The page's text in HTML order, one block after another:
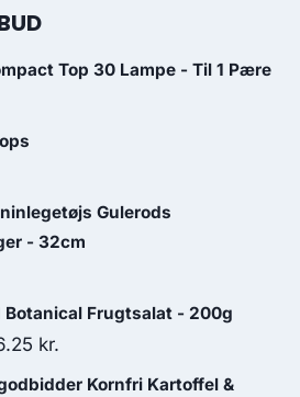
kr..
kr..
17.50 kr..
Top 30 Lampe - Til 1 Pære
Gulerods
- 32cm
Botanical Frugtsalat - 200g
kr.
aktuelle
Kornfri Kartoffel &